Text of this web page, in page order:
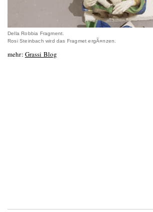
Della Robbia Fragment.
Rosi Steinbach wird das Fragmet ergÃ¤nzen.
mehr: Grassi Blog